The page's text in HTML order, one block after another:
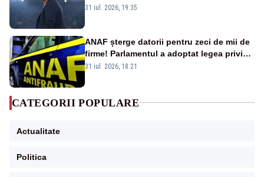
mai cumpărați și de la noi”
31 iul. 2026, 19:35
ANAF șterge datorii pentru zeci de mii de
firme! Parlamentul a adoptat legea privind
amnistia fiscală
31 iul. 2026, 18:21
CATEGORII POPULARE
Actualitate
Politica